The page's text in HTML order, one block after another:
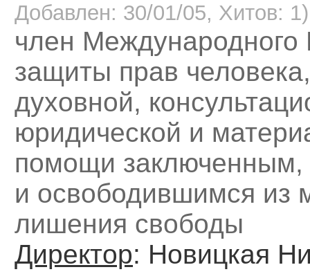
Добавлен: 30/01/05, Хитов: 1)
член Международного
защиты прав
духовной,
юридической и
помощи заключенным,
и освободившимся из
лишения свободы
Директор: Новицкая